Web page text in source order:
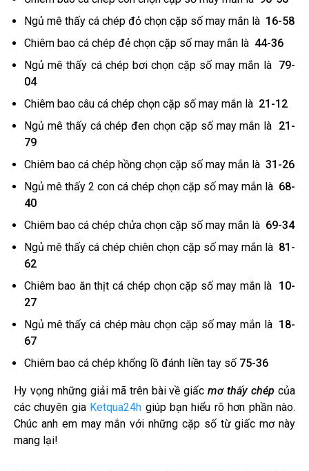
Ngủ mê thấy cá chép đỏ chọn cặp số may mắn là 16-58
Chiêm bao cá chép đẻ chọn cặp số may mắn là 44-36
Ngủ mê thấy cá chép bơi chọn cặp số may mắn là 79-
04
Chiêm bao câu cá chép chọn cặp số may mắn là 21-12
Ngủ mê thấy cá chép đen chọn cặp số may mắn là 21-
79
Chiêm bao cá chép hồng chọn cặp số may mắn là 31-26
Ngủ mê thấy 2 con cá chép chọn cặp số may mắn là 68-
40
Chiêm bao cá chép chửa chọn cặp số may mắn là 69-34
Ngủ mê thấy cá chép chiên chọn cặp số may mắn là 81-
62
Chiêm bao ăn thịt cá chép chọn cặp số may mắn là 10-
27
Ngủ mê thấy cá chép màu chọn cặp số may mắn là 18-
67
Chiêm bao cá chép khổng lồ đánh liền tay số 75-36
Hy vọng những giải mã trên bài về giấcmơ thấy chép của
các chuyên gia Ketqua24h giúp bạn hiểu rõ hơn phần nào.
Chúc anh em may mắn với những cặp số từ giấc mơ này
mang lại!